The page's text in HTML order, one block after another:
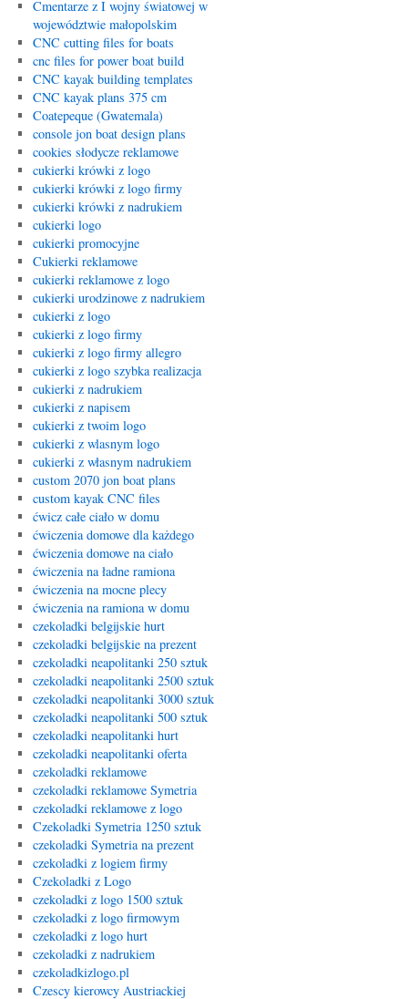
Cmentarze z I wojny światowej w
województwie małopolskim
CNC cutting files for boats
cnc files for power boat build
CNC kayak building templates
CNC kayak plans 375 cm
Coatepeque (Gwatemala)
console jon boat design plans
cookies słodycze reklamowe
cukierki krówki z logo
cukierki krówki z logo firmy
cukierki krówki z nadrukiem
cukierki logo
cukierki promocyjne
Cukierki reklamowe
cukierki reklamowe z logo
cukierki urodzinowe z nadrukiem
cukierki z logo
cukierki z logo firmy
cukierki z logo firmy allegro
cukierki z logo szybka realizacja
cukierki z nadrukiem
cukierki z napisem
cukierki z twoim logo
cukierki z wlasnym logo
cukierki z własnym nadrukiem
custom 2070 jon boat plans
custom kayak CNC files
ćwicz całe ciało w domu
ćwiczenia domowe dla każdego
ćwiczenia domowe na ciało
ćwiczenia na ładne ramiona
ćwiczenia na mocne plecy
ćwiczenia na ramiona w domu
czekoladki belgijskie hurt
czekoladki belgijskie na prezent
czekoladki neapolitanki 250 sztuk
czekoladki neapolitanki 2500 sztuk
czekoladki neapolitanki 3000 sztuk
czekoladki neapolitanki 500 sztuk
czekoladki neapolitanki hurt
czekoladki neapolitanki oferta
czekoladki reklamowe
czekoladki reklamowe Symetria
czekoladki reklamowe z logo
Czekoladki Symetria 1250 sztuk
czekoladki Symetria na prezent
czekoladki z logiem firmy
Czekoladki z Logo
czekoladki z logo 1500 sztuk
czekoladki z logo firmowym
czekoladki z logo hurt
czekoladki z nadrukiem
czekoladkizlogo.pl
Czescy kierowcy Austriackiej